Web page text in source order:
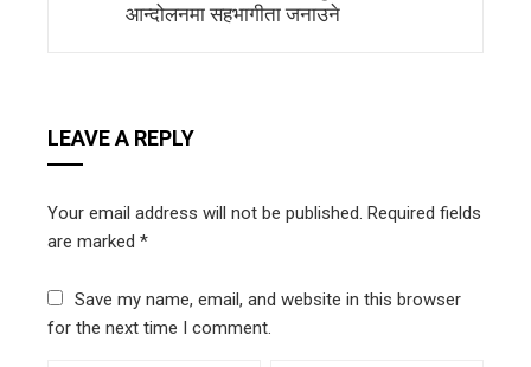
आन्दोलनमा सहभागीता जनाउने
LEAVE A REPLY
Your email address will not be published. Required fields
are marked *
Save my name, email, and website in this browser
for the next time I comment.